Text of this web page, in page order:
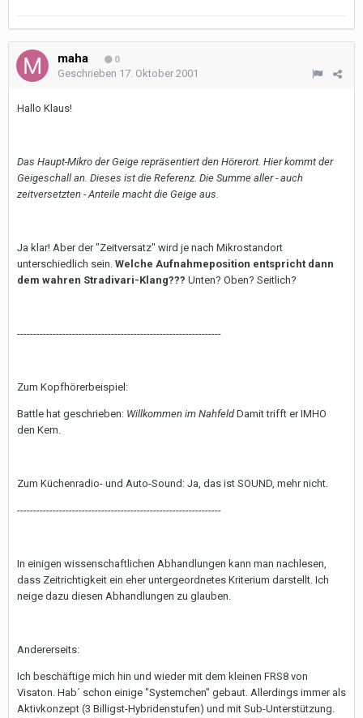
maha 0
Geschrieben 17. Oktober 2001
Hallo Klaus!
Das Haupt-Mikro der Geige repräsentiert den Hörerort. Hier kommt der
Geigeschall an. Dieses ist die Referenz. Die Summe aller - auch
zeitversetzten - Anteile macht die Geige aus.
Ja klar! Aber der "Zeitversatz" wird je nach Mikrostandort
unterschiedlich sein. Welche Aufnahmeposition entspricht dann
dem wahren Stradivari-Klang??? Unten? Oben? Seitlich?
---------------------------------------------------------------
Zum Kopfhörerbeispiel:
Battle hat geschrieben: Willkommen im NahfeldDamit trifft er IMHO
den Kern.
Zum Küchenradio- und Auto-Sound: Ja, das ist SOUND, mehr nicht.
---------------------------------------------------------------
In einigen wissenschaftlichen Abhandlungen kann man nachlesen,
dass Zeitrichtigkeit ein eher untergeordnetes Kriterium darstellt. Ich
neige dazu diesen Abhandlungen zu glauben.
Andererseits:
Ich beschäftige mich hin und wieder mit dem kleinen FRS8 von
Visaton. Hab´ schon einige "Systemchen" gebaut. Allerdings immer als
Aktivkonzept (3 Billigst-Hybridenstufen) und mit Sub-Unterstützung.